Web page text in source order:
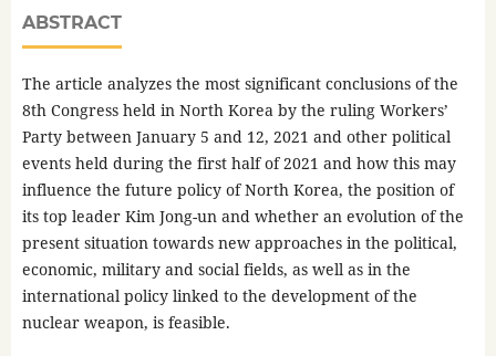
ABSTRACT
The article analyzes the most significant conclusions of the
8th Congress held in North Korea by the ruling Workers’
Party between January 5 and 12, 2021 and other political
events held during the first half of 2021 and how this may
influence the future policy of North Korea, the position of
its top leader Kim Jong-un and whether an evolution of the
present situation towards new approaches in the political,
economic, military and social fields, as well as in the
international policy linked to the development of the
nuclear weapon, is feasible.